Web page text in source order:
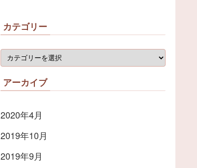
カテゴリー
アーカイブ
2020年4月
2019年10月
2019年9月